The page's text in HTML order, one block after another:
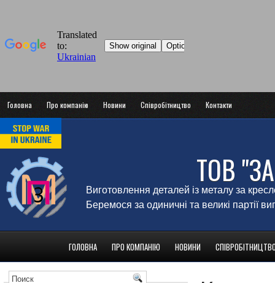
Головна Про компанію Новини Співробітництво Контакти
ТОВ
Виготовлення деталей із металу за
Беремося за одиничні та великі партії
ГОЛОВНА ПРО КОМПАНІЮ НОВИНИ